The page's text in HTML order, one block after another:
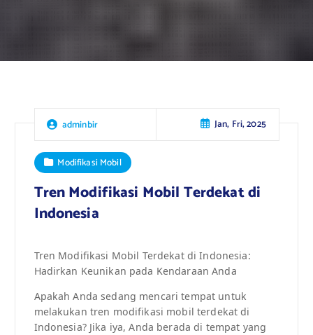
adminbir Jan, Fri, 2025
Modifikasi Mobil
Tren Modifikasi Mobil Terdekat di
Indonesia
Tren Modifikasi Mobil Terdekat di Indonesia:
Hadirkan Keunikan pada Kendaraan Anda
Apakah Anda sedang mencari tempat untuk
melakukan tren modifikasi mobil terdekat di
Indonesia? Jika iya, Anda berada di tempat yang